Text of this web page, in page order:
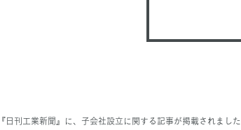
『日刊工業新聞』に、子会社設立に関する記事が掲載されました